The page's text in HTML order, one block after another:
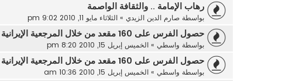
رهاب الإمامة .. والثقافة الواصمة
بواسطة صارم الدين الزيدي » الثلاثاء مايو 11, 2010 9:02 pm
حصول الفرس على 160 مقعد من خلال المرجعية الإيرانية في العراق
بواسطة واسطي » الخميس إبريل 15, 2010 8:20 pm
حصول الفرس على 160 مقعد من خلال المرجعية الإيرانية في العراق
بواسطة واسطي » الخميس إبريل 15, 2010 10:36 am